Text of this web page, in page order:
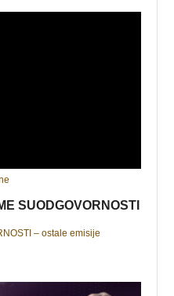
SUODGOVORNOSTI
– ostale emisije